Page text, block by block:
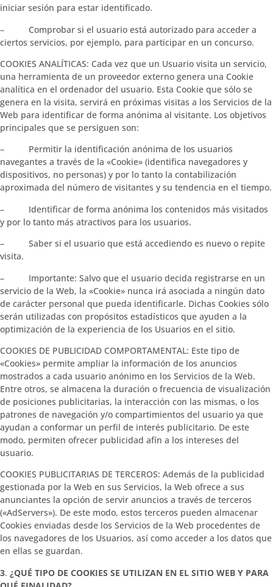
iniciar sesión para estar identificado.
– Comprobar si el usuario está autorizado para acceder a
ciertos servicios, por ejemplo, para participar en un concurso.
COOKIES ANALÍTICAS: Cada vez que un Usuario visita un servicio,
una herramienta de un proveedor externo genera una Cookie
analítica en el ordenador del usuario. Esta Cookie que sólo se
genera en la visita, servirá en próximas visitas a los Servicios de la
Web para identificar de forma anónima al visitante. Los objetivos
principales que se persiguen son:
– Permitir la identificación anónima de los usuarios
navegantes a través de la «Cookie» (identifica navegadores y
dispositivos, no personas) y por lo tanto la contabilización
aproximada del número de visitantes y su tendencia en el tiempo.
– Identificar de forma anónima los contenidos más visitados
y por lo tanto más atractivos para los usuarios.
– Saber si el usuario que está accediendo es nuevo o repite
visita.
– Importante: Salvo que el usuario decida registrarse en un
servicio de la Web, la «Cookie» nunca irá asociada a ningún dato
de carácter personal que pueda identificarle. Dichas Cookies sólo
serán utilizadas con propósitos estadísticos que ayuden a la
optimización de la experiencia de los Usuarios en el sitio.
COOKIES DE PUBLICIDAD COMPORTAMENTAL: Este tipo de
«Cookies» permite ampliar la información de los anuncios
mostrados a cada usuario anónimo en los Servicios de la Web.
Entre otros, se almacena la duración o frecuencia de visualización
de posiciones publicitarias, la interacción con las mismas, o los
patrones de navegación y/o compartimientos del usuario ya que
ayudan a conformar un perfil de interés publicitario. De este
modo, permiten ofrecer publicidad afín a los intereses del
usuario.
COOKIES PUBLICITARIAS DE TERCEROS: Además de la publicidad
gestionada por la Web en sus Servicios, la Web ofrece a sus
anunciantes la opción de servir anuncios a través de terceros
(«AdServers»). De este modo, estos terceros pueden almacenar
Cookies enviadas desde los Servicios de la Web procedentes de
los navegadores de los Usuarios, así como acceder a los datos que
en ellas se guardan.
3. ¿QUÉ TIPO DE COOKIES SE UTILIZAN EN EL SITIO WEB Y PARA